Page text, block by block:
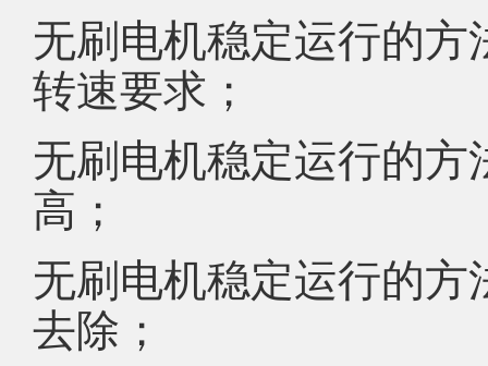
无刷电机稳定运行的
转速要求；
无刷电机稳定运行的
高；
无刷电机稳定运行的
去除；